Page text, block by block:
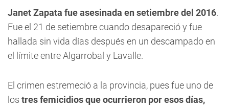
Janet Zapata fue asesinada en setiembre del 2016.
Fue el 21 de setiembre cuando desapareció y fue
hallada sin vida días después en un descampado en
el límite entre Algarrobal y Lavalle.
El crimen estremeció a la provincia, pues fue uno de
los tres femicidios que ocurrieron por esos días,